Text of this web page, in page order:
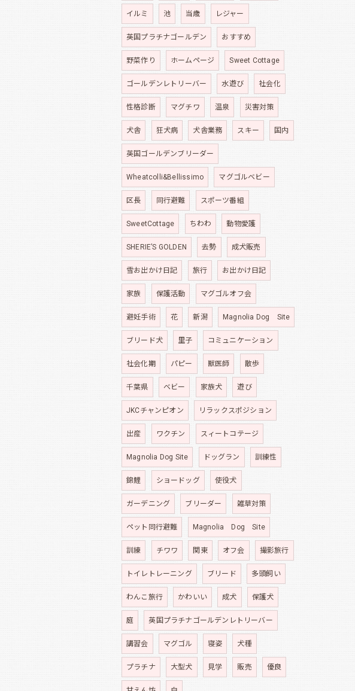
イルミ 池 当歳 レジャー
英国プラチナゴールデン おすすめ
野菜作り ホームページ Sweet Cottage
ゴールデンレトリーバー 水遊び 社会化
性格診断 マグチワ 温泉 災害対策
犬舎 狂犬病 犬舎業務 スキー 国内
英国ゴールデンブリーダー
Wheatcolli&Bellissimo マグゴルベビー
区長 同行避難 スポーツ番組
SweetCottage ちわわ 動物愛護
SHERIE’S GOLDEN 去勢 成犬販売
雪お出かけ日記 旅行 お出かけ日記
家族 保護活動 マグゴルオフ会
避妊手術 花 新潟 Magnolia Dog Site
ブリード犬 里子 コミュニケーション
社会化期 パピー 獣医師 散歩
千葉県 ベビー 家族犬 遊び
JKCチャンピオン リラックスポジション
出産 ワクチン スィートコテージ
Magnolia Dog Site ドッグラン 訓練性
錦鯉 ショードッグ 使役犬
ガーデニング ブリーダー 雑草対策
ペット同行避難 Magnolia Dog Site
訓練 チワワ 関東 オフ会 撮影旅行
トイレトレーニング ブリード 多頭飼い
わんこ旅行 かわいい 成犬 保護犬
庭 英国プラチナゴールデンレトリーバー
講習会 マグゴル 寝姿 犬種
プラチナ 大型犬 見学 販売 優良